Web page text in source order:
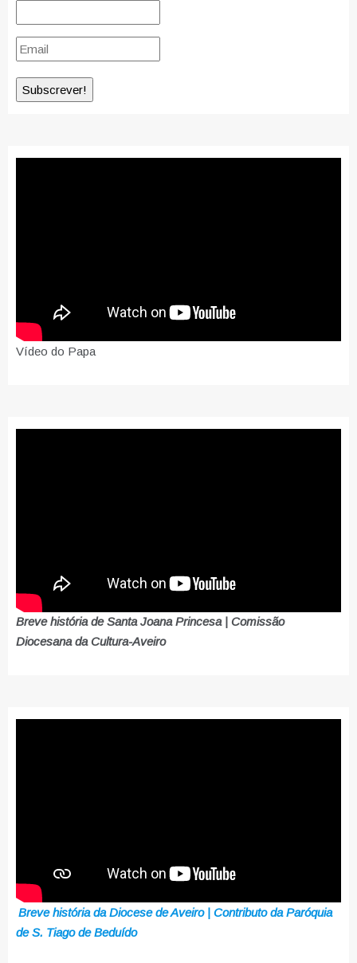
Vídeo do Papa
Breve história de Santa Joana Princesa | Comissão
Diocesana da Cultura-Aveiro
Breve história da Diocese de Aveiro | Contributo da Paróquia
de S. Tiago de Beduído